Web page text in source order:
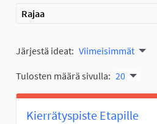
Rajaa
Järjestä ideat: Viimeisimmät
Tulosten määrä sivulla: 20
Kierrätyspiste Etapille